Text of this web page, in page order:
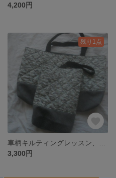
4,200円
残り1点
3,300円